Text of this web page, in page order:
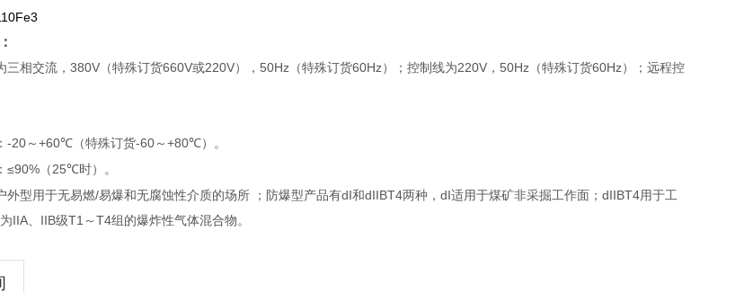
三相交流，380V（特殊订货660V或220V），50Hz（特殊订货60Hz）；控制线为220V，50Hz（特殊订货60Hz）；远程控
-20～+60℃ （特殊订货-60～+80℃）。
≤90%（25℃时）。
外型用于无易燃/易爆和无腐蚀性介质的场所 ；防爆型产品有dI和dIIBT4两种，dI适用于煤矿非采掘工作面；dIIBT4用于工
IIA、IIB级T1～T4组的爆炸性气体混合物。